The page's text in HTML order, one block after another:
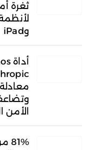
ثغرة
وiPad
الأمن